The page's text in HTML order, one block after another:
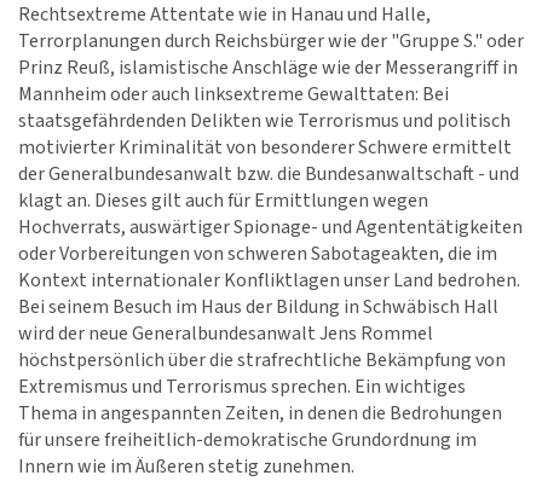
Rechtsextreme Attentate wie in Hanau und Halle,
Terrorplanungen durch Reichsbürger wie der "Gruppe S." oder
Prinz Reuß, islamistische Anschläge wie der Messerangriff in
Mannheim oder auch linksextreme Gewalttaten: Bei
staatsgefährdenden Delikten wie Terrorismus und politisch
motivierter Kriminalität von besonderer Schwere ermittelt
der Generalbundesanwalt bzw. die Bundesanwaltschaft - und
klagt an. Dieses gilt auch für Ermittlungen wegen
Hochverrats, auswärtiger Spionage- und Agententätigkeiten
oder Vorbereitungen von schweren Sabotageakten, die im
Kontext internationaler Konfliktlagen unser Land bedrohen.
Bei seinem Besuch im Haus der Bildung in Schwäbisch Hall
wird der neue Generalbundesanwalt Jens Rommel
höchstpersönlich über die strafrechtliche Bekämpfung von
Extremismus und Terrorismus sprechen. Ein wichtiges
Thema in angespannten Zeiten, in denen die Bedrohungen
für unsere freiheitlich-demokratische Grundordnung im
Innern wie im Äußeren stetig zunehmen.